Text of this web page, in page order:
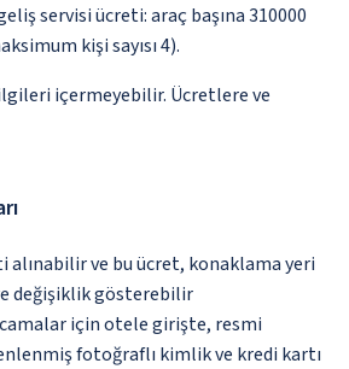
servisi ücreti: araç başına 310000
kişi sayısı 4).
içermeyebilir. Ücretlere ve
alınabilir ve bu ücret, konaklama yeri
değişiklik gösterebilir
için otele girişte, resmi
fotoğraflı kimlik ve kredi kartı